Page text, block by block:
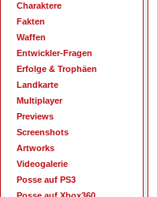
Charaktere
Fakten
Waffen
Entwickler-Fragen
Erfolge & Trophäen
Landkarte
Multiplayer
Previews
Screenshots
Artworks
Videogalerie
Posse auf PS3